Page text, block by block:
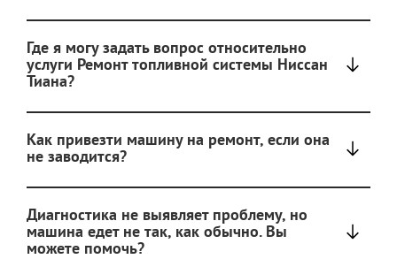
Где я могу задать вопрос относительно
услуги Ремонт топливной системы Ниссан
Тиана?
Как привезти машину на ремонт, если она
не заводится?
Диагностика не выявляет проблему, но
машина едет не так, как обычно. Вы
можете помочь?